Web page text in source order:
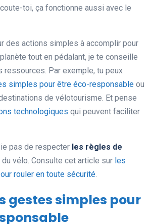
toi, ça fonctionne aussi avec le
des actions simples à accomplir pour
tout en pédalant, je te conseille
Par exemple, tu peux
simples pour être éco-responsable ou
de vélotourisme. Et pense
technologiques qui peuvent faciliter
pas de respecter les règles de
vélo. Consulte cet article sur les
rouler en toute sécurité.
gestes simples pour